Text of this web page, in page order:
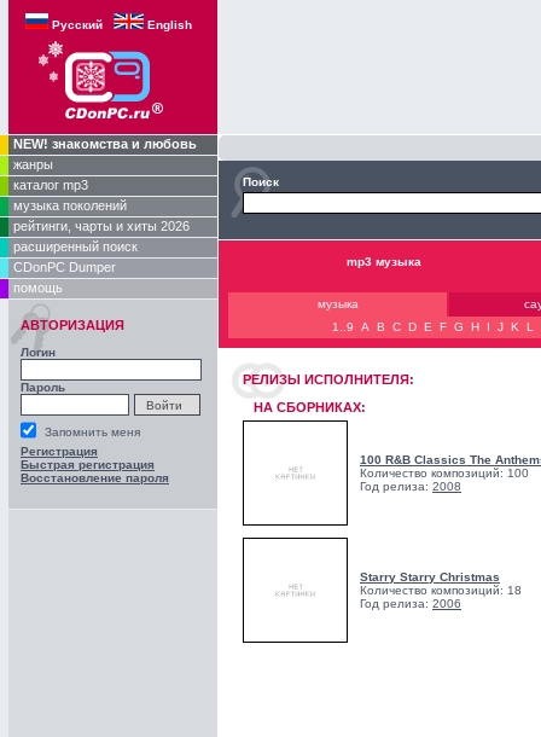
Русский English
NEW! знакомства и любовь
жанры
каталог mp3
музыка поколений
рейтинги, чарты и хиты 2026
расширенный поиск
CDonPC Dumper
помощь
АВТОРИЗАЦИЯ
Логин
Пароль
Запомнить меня
Регистрация
Быстрая регистрация
Восстановление пароля
Поиск
mp3 музыка
музыка
1..9
A B C D E F G H I J K L
РЕЛИЗЫ ИCПОЛНИТЕЛЯ:
НА СБОРНИКАХ:
100 R&B Classics The
Количество композиций: 100
Год релиза: 2008
Starry Starry Christmas
Количество композиций: 18
Год релиза: 2006